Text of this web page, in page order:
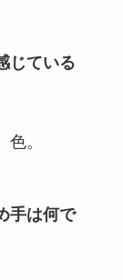
じている
。
手は何で